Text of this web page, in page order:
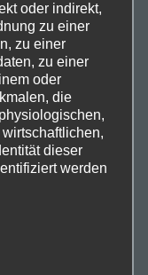
oder indirekt,
zu einer
zu einer
zu einer
oder
die
dieser
werden